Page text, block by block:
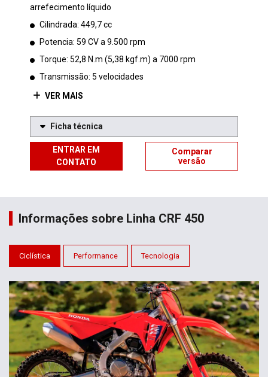
arrefecimento líquido
Cilindrada: 449,7 cc
Potencia: 59 CV a 9.500 rpm
Torque: 52,8 N.m (5,38 kgf.m) a 7000 rpm
Transmissão: 5 velocidades
VER MAIS
Ficha técnica
ENTRAR EM
CONTATO
Comparar
versão
Informações sobre Linha CRF 450
Ciclística Performance Tecnologia